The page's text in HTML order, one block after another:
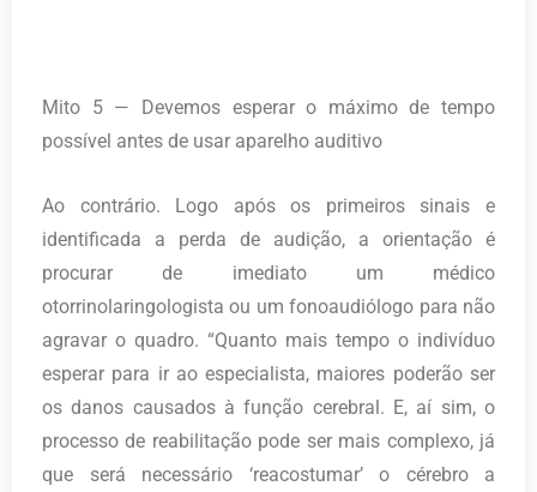
Mito 5 — Devemos esperar o máximo de tempo
possível antes de usar aparelho auditivo
Ao contrário. Logo após os primeiros sinais e
identificada a perda de audição, a orientação é
procurar de imediato um médico
otorrinolaringologista ou um fonoaudiólogo para não
agravar o quadro. “Quanto mais tempo o indivíduo
esperar para ir ao especialista, maiores poderão ser
os danos causados à função cerebral. E, aí sim, o
processo de reabilitação pode ser mais complexo, já
que será necessário ‘reacostumar’ o cérebro a